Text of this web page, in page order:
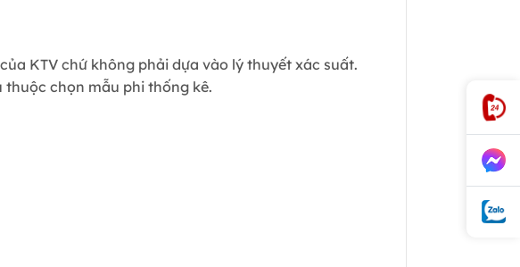
KTV chứ không phải dựa vào lý thuyết xác suất.
chọn mẫu phi thống kê.